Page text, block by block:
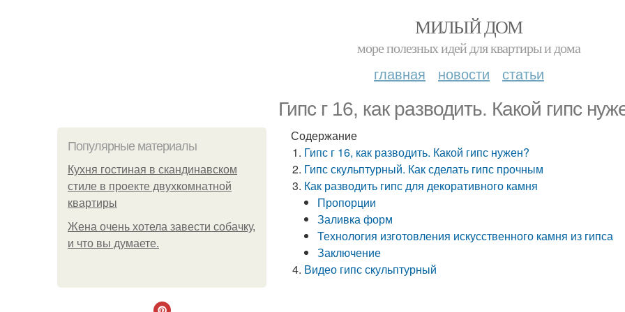
МИЛЫЙ ДОМ
море полезных идей для квартиры и дома
главная новости статьи
Гипс г 16, как разводить. Какой гипс
Популярные материалы
Кухня гостиная в скандинавском
стиле в проекте двухкомнатной
квартиры
Жена очень хотела завести собачку,
и что вы думаете.
Содержание
Гипс г 16, как разводить. Какой гипс нужен?
Гипс скульптурный. Как сделать гипс прочным
Как разводить гипс для декоративного камня
Пропорции
Заливка форм
Технология изготовления искусственного камня из гипса
Заключение
Видео гипс скульптурный